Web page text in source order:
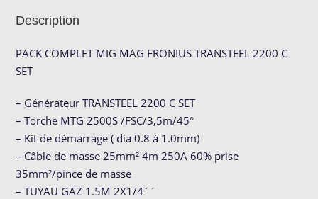
Description
PACK COMPLET MIG MAG FRONIUS TRANSTEEL 2200 C
SET
– Générateur TRANSTEEL 2200 C SET
– Torche MTG 2500S /FSC/3,5m/45°
– Kit de démarrage ( dia 0.8 à 1.0mm)
– Câble de masse 25mm² 4m 250A 60% prise
35mm²/pince de masse
– TUYAU GAZ 1.5M 2X1/4´´